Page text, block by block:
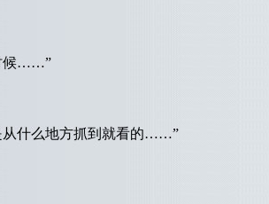
候……”
什么地方抓到就看的……”